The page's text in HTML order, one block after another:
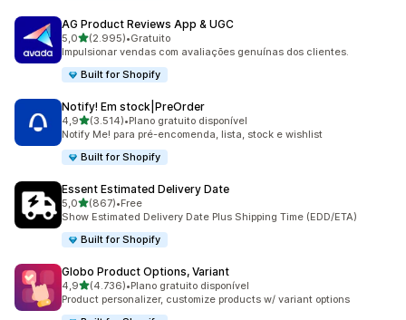
AG Product Reviews App & UGC
5,0de 5 estrelas
(2.995)
2995 total de avaliações
•Gratuito
Impulsionar vendas com avaliações genuínas dos clientes.
Built for Shopify
Notify! Em stock|PreOrder
4,9de 5 estrelas
(3.514)
3514 total de avaliações
•Plano gratuito disponível
Notify Me! para pré-encomenda, lista, stock e wishlist
Built for Shopify
Essent Estimated Delivery Date
5,0de 5 estrelas
(867)
867 total de avaliações
•Free
Show Estimated Delivery Date Plus Shipping Time (EDD/ETA)
Built for Shopify
Globo Product Options, Variant
4,9de 5 estrelas
(4.736)
4736 total de avaliações
•Plano gratuito disponível
Product personalizer, customize products w/ variant options